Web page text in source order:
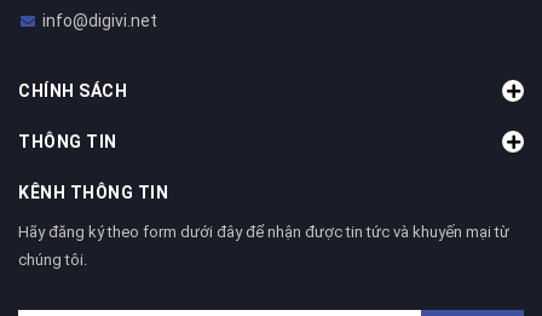
info@digivi.net
CHÍNH SÁCH
THÔNG TIN
KÊNH THÔNG TIN
Hãy đăng ký theo form dưới đây để nhận được tin tức và khuyến mại từ
chúng tôi.